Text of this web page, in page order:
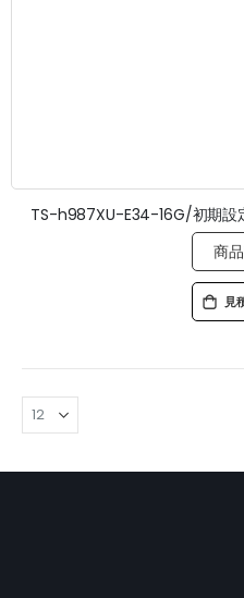
TS-h987XU-E34-16G/初期設
商
見